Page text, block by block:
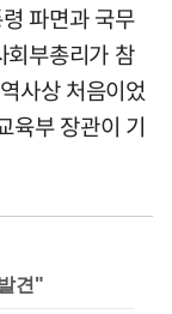
파면과 국무
부총리가 참
사상 처음이었
육부 장관이 기
견"